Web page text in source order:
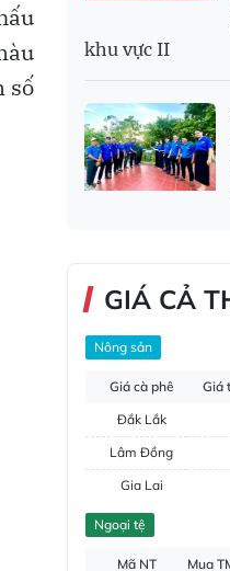
số
khu vực II
GIÁ CẢ
Nông sản
Giá cà phê Giá
Đắk Lắk
Lâm Đồng
Gia Lai
Đắk Nông
Ngoại tệ
Mã NT Mua